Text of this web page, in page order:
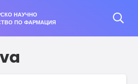
НАУЧНО
ПО ФАРМАЦИЯ